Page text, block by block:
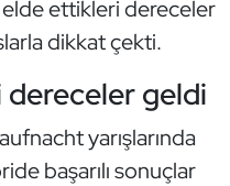
elde ettikleri dereceler
dikkat çekti.
dereceler geldi
yarışlarında
başarılı sonuçlar